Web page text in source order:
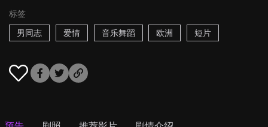
标签
男同志
爱情 音乐舞蹈 欧洲 短片